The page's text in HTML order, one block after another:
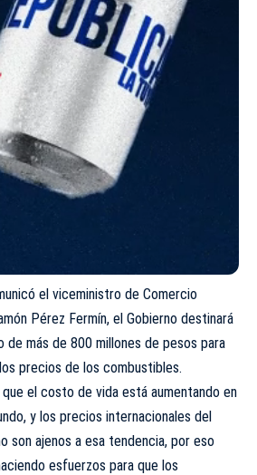
el viceministro de Comercio
Pérez Fermín, el Gobierno destinará
de más de 800 millones de pesos para
precios de los combustibles.
que el costo de vida está aumentando en
y los precios internacionales del
son ajenos a esa tendencia, por eso
esfuerzos para que los